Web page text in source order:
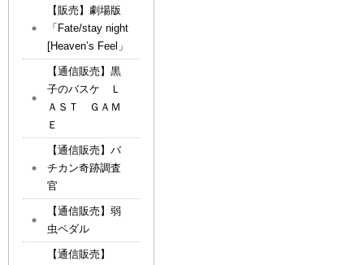
【販売】劇場版
「Fate/stay night
[Heaven’s Feel」
【通信販売】黒
子のバスケ Ｌ
ＡＳＴ ＧＡＭ
Ｅ
【通信販売】バ
チカン奇跡調査
官
【通信販売】弱
虫ペダル
【通信販売】